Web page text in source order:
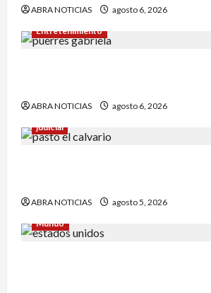
ABRA NOTICIAS
agosto 6, 2026
Entretenimiento
ABRA NOTICIAS
agosto 6, 2026
judicial
ABRA NOTICIAS
agosto 5, 2026
Mundo